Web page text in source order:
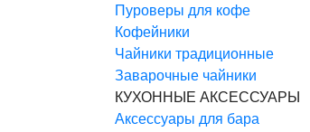
Пуроверы для кофе
Кофейники
Чайники традиционные
Заварочные чайники
КУХОННЫЕ АКСЕССУАРЫ
Аксессуары для бара